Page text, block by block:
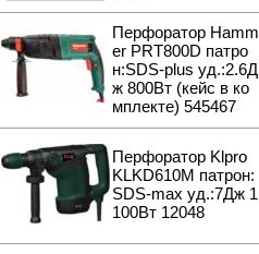
Перфоратор Hamm
er PRT800D патро
н:SDS-plus уд.:2.6Д
ж 800Вт (кейс в ко
мплекте) 545467
Перфоратор Klpro
KLKD610M патрон:
SDS-max уд.:7Дж 1
100Вт 12048